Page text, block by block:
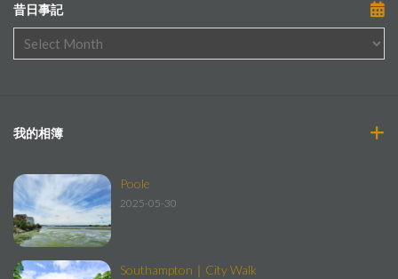
昔日事記
我的相簿
Poole
2025-05-30
Southampton｜City Walk